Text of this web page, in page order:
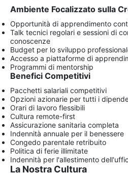
Ambiente Focalizzato sulla
Opportunità di apprendimento
Talk tecnici regolari e sessioni di
conoscenze
Budget per lo sviluppo
Accesso a piattaforme di
Programmi di mentorship
Benefici Competitivi
Pacchetti salariali competitivi
Opzioni azionarie per tutti i
Orari di lavoro flessibili
Cultura remote-first
Assicurazione sanitaria completa
Indennità annuale per il benessere
Congedo parentale retribuito
Politica di ferie illimitate
Indennità per l'allestimento
La Nostra Cultura